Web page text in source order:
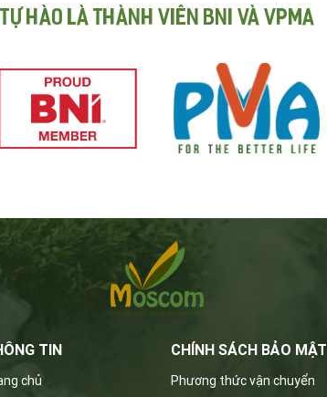
Tự hào là thành viên BNI và VPMA
TIN
chủ
CHÍNH SÁCH BẢO MẬT
Phương thức vận chuyển